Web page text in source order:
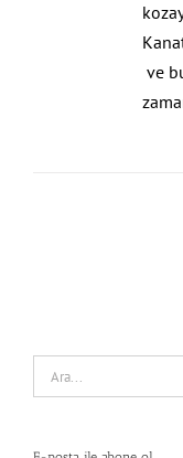
ve
Search
for: